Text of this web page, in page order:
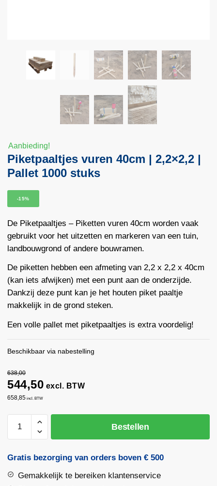
Aanbieding!
Piketpaaltjes vuren 40cm | 2,2×2,2 |
Pallet 1000 stuks
-15%
De Piketpaaltjes – Piketten vuren 40cm worden vaak
gebruikt voor het uitzetten en markeren van een tuin,
landbouwgrond of andere bouwramen.
De piketten hebben een afmeting van 2,2 x 2,2 x 40cm
(kan iets afwijken) met een punt aan de onderzijde.
Dankzij deze punt kan je het houten piket paaltje
makkelijk in de grond steken.
Een volle pallet met piketpaaltjes is extra voordelig!
Beschikbaar via nabestelling
638,00
544,50 excl. BTW
658,85 incl. BTW
Piketpaaltjes
vuren
|
|
Bestellen
Gratis bezorging van orders boven € 500
Gemakkelijk te bereiken klantenservice